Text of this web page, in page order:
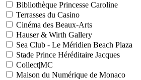
Bibliothèque Princesse Caroline
Terrasses du Casino
Cinéma des Beaux-Arts
Hauser & Wirth Gallery
Sea Club - Le Méridien Beach Plaza
Stade Prince Héréditaire Jacques
Collect|MC
Maison du Numérique de Monaco